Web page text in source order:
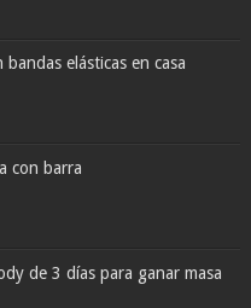
elásticas en casa
con barra
de 3 días para ganar masa